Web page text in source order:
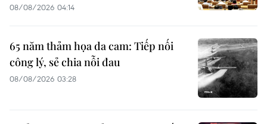
08/08/2026 04:14
65 năm thảm họa da cam: Tiếp nối
công lý, sẻ chia nỗi đau
08/08/2026 03:28